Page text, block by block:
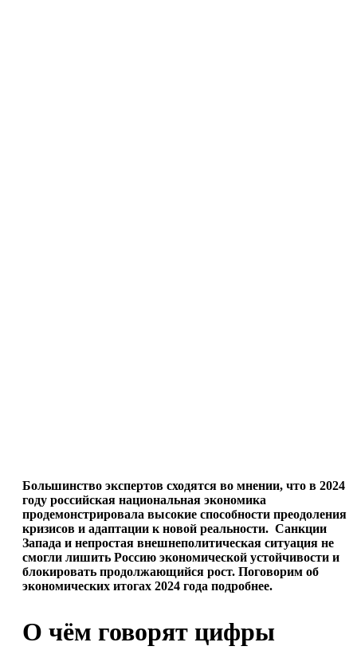
Большинство экспертов сходятся во мнении, что в 2024
году российская национальная экономика
продемонстрировала высокие способности преодоления
кризисов и адаптации к новой реальности. Санкции
Запада и непростая внешнеполитическая ситуация не
смогли лишить Россию экономической устойчивости и
блокировать продолжающийся рост. Поговорим об
экономических итогах 2024 года подробнее.
О чём говорят цифры